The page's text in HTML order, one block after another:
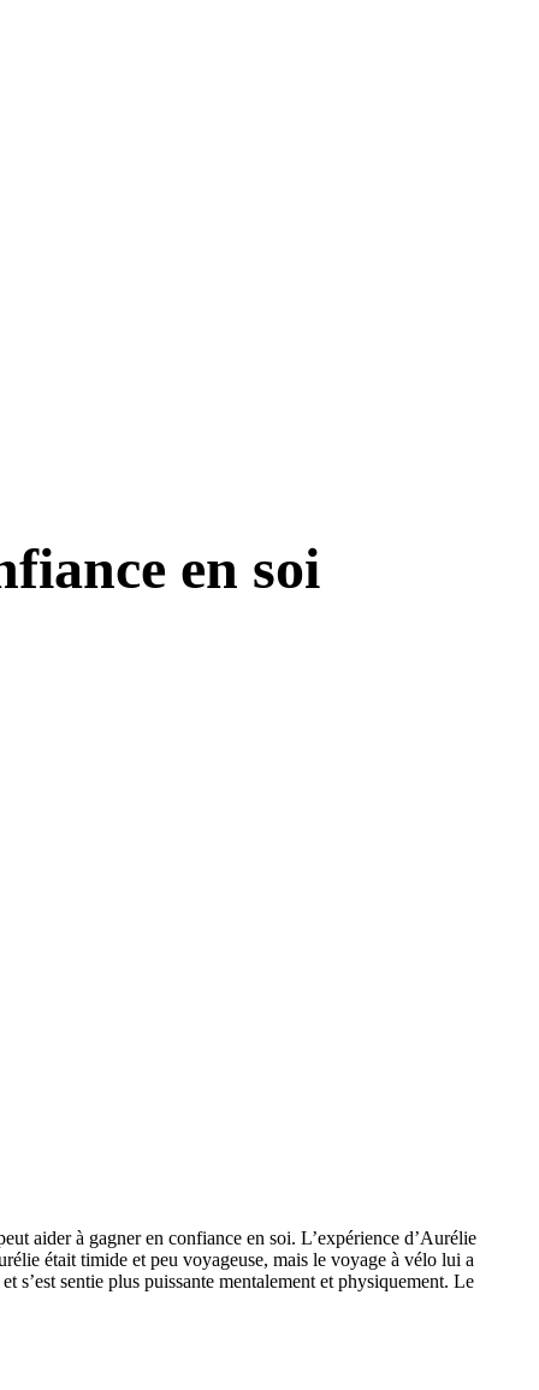
en soi
aider à gagner en confiance en soi. L’expérience d’Aurélie
était timide et peu voyageuse, mais le voyage à vélo lui a
s’est sentie plus puissante mentalement et physiquement. Le